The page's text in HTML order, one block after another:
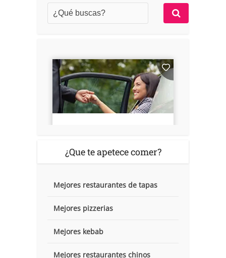
¿Que te apetece comer?
Mejores restaurantes de tapas
Mejores pizzerias
Mejores kebab
Mejores restaurantes chinos